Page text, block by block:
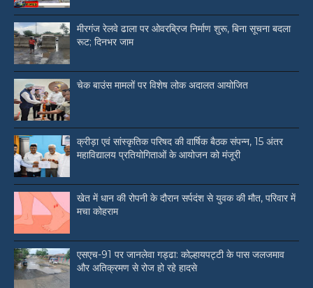
मीरगंज रेलवे ढाला पर ओवरब्रिज निर्माण शुरू, बिना सूचना बदला
रूट; दिनभर जाम
चेक बाउंस मामलों पर विशेष लोक अदालत आयोजित
क्रीड़ा एवं सांस्कृतिक परिषद की वार्षिक बैठक संपन्न, 15 अंतर
महाविद्यालय प्रतियोगिताओं के आयोजन को मंजूरी
खेत में धान की रोपनी के दौरान सर्पदंश से युवक की मौत, परिवार में
मचा कोहराम
एसएच-91 पर जानलेवा गड्ढा: कोल्हायपट्टी के पास जलजमाव
और अतिक्रमण से रोज हो रहे हादसे